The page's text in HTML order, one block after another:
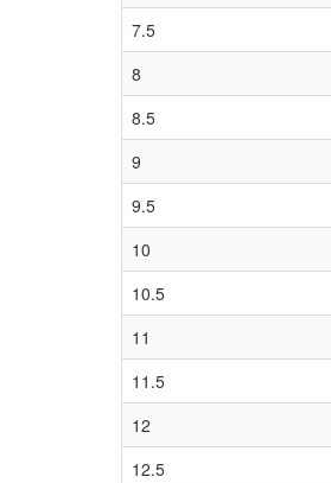
7.5
8
8.5
9
9.5
10
10.5
11
11.5
12
12.5